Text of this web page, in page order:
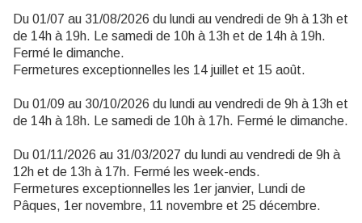
Du 01/07 au 31/08/2026 du lundi au vendredi de 9h à 13h et
de 14h à 19h. Le samedi de 10h à 13h et de 14h à 19h.
Fermé le dimanche.
Fermetures exceptionnelles les 14 juillet et 15 août.
Du 01/09 au 30/10/2026 du lundi au vendredi de 9h à 13h et
de 14h à 18h. Le samedi de 10h à 17h. Fermé le dimanche.
Du 01/11/2026 au 31/03/2027 du lundi au vendredi de 9h à
12h et de 13h à 17h. Fermé les week-ends.
Fermetures exceptionnelles les 1er janvier, Lundi de
Pâques, 1er novembre, 11 novembre et 25 décembre.